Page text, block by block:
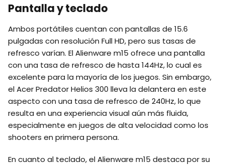
Pantalla y teclado
Ambos portátiles cuentan con pantallas de 15.6
pulgadas con resolución Full HD, pero sus tasas de
refresco varían. El Alienware m15 ofrece una pantalla
con una tasa de refresco de hasta 144Hz, lo cual es
excelente para la mayoría de los juegos. Sin embargo,
el Acer Predator Helios 300 lleva la delantera en este
aspecto con una tasa de refresco de 240Hz, lo que
resulta en una experiencia visual aún más fluida,
especialmente en juegos de alta velocidad como los
shooters en primera persona.
En cuanto al teclado, el Alienware m15 destaca por su